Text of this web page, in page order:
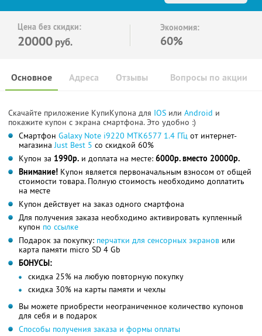
Цена без скидки:
20000 руб.
Экономия:
60%
Основное Отзывы Вопросы по акции
Адреса
Скачайте приложение КупиКупона для IOS или Android и
покажите купон с экрана смартфона. Это удобно :)
Смартфон Galaxy Note i9220 MTK6577 1.4 ГГц от интернет-
магазинаJust Best 5 со скидкой 60%
Купон за 1990р. и доплата на месте: 6000р. вместо 20000р.
Внимание! Купон является первоначальным взносом от общей
стоимости товара. Полную стоимость необходимо доплатить
на месте
Купон действует на заказ одного смартфона
Для получения заказа необходимо активировать купленный
купон по ссылке
Подарок за покупку: перчатки для сенсорных экранов или
карта памяти micro SD 4 Gb
БОНУСЫ:
скидка 25% на любую повторную покупку
скидка 30% на карты памяти и чехлы
Вы можете приобрести неограниченное количество купонов
для себя и в подарок
Способы получения заказа и формы оплаты